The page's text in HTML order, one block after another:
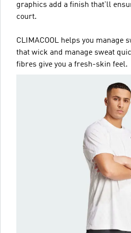
graphics add a finish that'll
court.
CLIMACOOL helps you manage
that wick and manage sweat
fibres give you a fresh-skin feel.